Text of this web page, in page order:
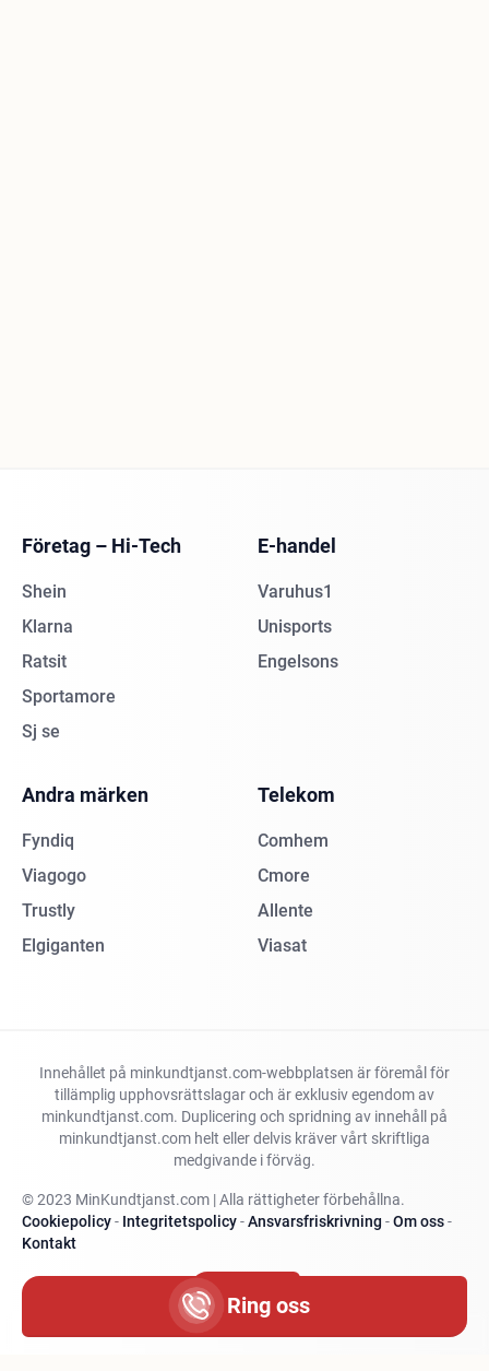
Ring oss
Företag – Hi-Tech
Shein
Klarna
Ratsit
Sportamore
Sj se
E-handel
Varuhus1
Unisports
Engelsons
Andra märken
Fyndiq
Viagogo
Trustly
Elgiganten
Telekom
Comhem
Cmore
Allente
Viasat
Innehållet på minkundtjanst.com-webbplatsen är föremål för
tillämplig upphovsrättslagar och är exklusiv egendom av
minkundtjanst.com. Duplicering och spridning av innehåll på
minkundtjanst.com helt eller delvis kräver vårt skriftliga
medgivande i förväg.
© 2023 MinKundtjanst.com | Alla rättigheter förbehållna.
Cookiepolicy- Integritetspolicy-Ansvarsfriskrivning -Om oss-
Kontakt
Ändra land